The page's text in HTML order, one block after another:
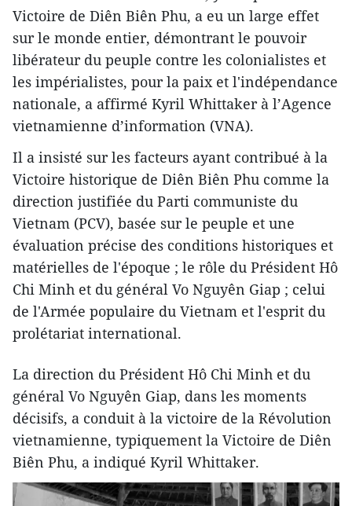
Victoire de Diên Biên Phu, a eu un large effet
sur le monde entier, démontrant le pouvoir
libérateur du peuple contre les colonialistes et
les impérialistes, pour la paix et l'indépendance
nationale, a affirmé Kyril Whittaker à l’Agence
vietnamienne d’information (VNA).
Il a insisté sur les facteurs ayant contribué à la
Victoire historique de Diên Biên Phu comme la
direction justifiée du Parti communiste du
Vietnam (PCV), basée sur le peuple et une
évaluation précise des conditions historiques et
matérielles de l'époque ; le rôle du Président Hô
Chi Minh et du général Vo Nguyên Giap ; celui
de l'Armée populaire du Vietnam et l'esprit du
prolétariat international.
La direction du Président Hô Chi Minh et du
général Vo Nguyên Giap, dans les moments
décisifs, a conduit à la victoire de la Révolution
vietnamienne, typiquement la Victoire de Diên
Biên Phu, a indiqué Kyril Whittaker.